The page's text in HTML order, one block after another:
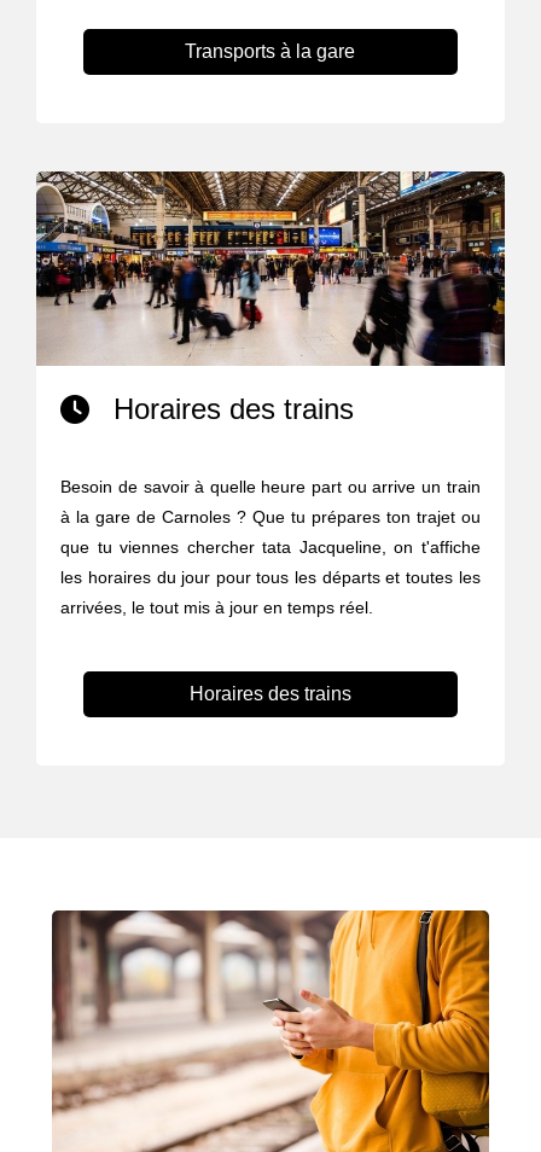
Transports à la gare
Horaires des trains
Besoin de savoir à quelle heure part ou arrive un train
à la gare de Carnoles ? Que tu prépares ton trajet ou
que tu viennes chercher tata Jacqueline, on t'affiche
les horaires du jour pour tous les départs et toutes les
arrivées, le tout mis à jour en temps réel.
Horaires des trains